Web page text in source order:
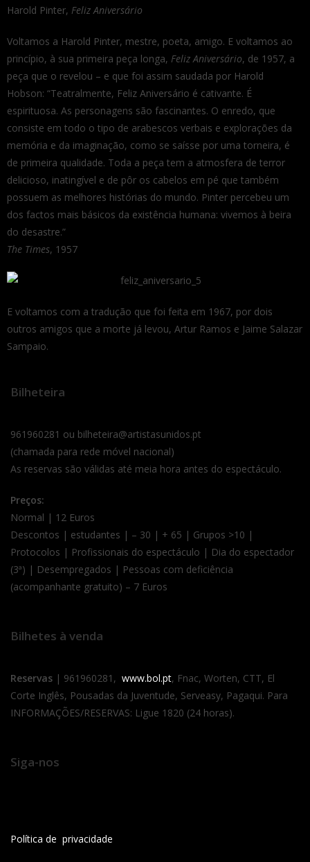
Harold Pinter, Feliz Aniversário
Voltamos a Harold Pinter, mestre, poeta, amigo. E voltamos ao
princípio, à sua primeira peça longa, Feliz Aniversário, de 1957, a
peça que o revelou – e que foi assim saudada por Harold
Hobson: “Teatralmente, Feliz Aniversário é cativante. É
espirituosa. As personagens são fascinantes. O enredo, que
consiste em todo o tipo de arabescos verbais e explorações da
memória e da imaginação, como se saísse por uma torneira, é
de primeira qualidade. Toda a peça tem a atmosfera de terror
delicioso, inatingível e de pôr os cabelos em pé que também
possuem as melhores histórias do mundo. Pinter percebeu um
dos factos mais básicos da existência humana: vivemos à beira
do desastre.”
The Times, 1957
E voltamos com a tradução que foi feita em 1967, por dois
outros amigos que a morte já levou, Artur Ramos e Jaime Salazar
Sampaio.
Bilheteira
961960281 ou bilheteira@artistasunidos.pt
(chamada para rede móvel nacional)
As reservas são válidas até meia hora antes do espectáculo.
Preços:
Normal | 12 Euros
Descontos | estudantes | – 30 | + 65 | Grupos >10 |
Protocolos | Profissionais do espectáculo | Dia do espectador
(3ª) | Desempregados | Pessoas com deficiência
(acompanhante gratuito) – 7 Euros
Bilhetes à venda
Reservas | 961960281, www.bol.pt, Fnac, Worten, CTT, El
Corte Inglês, Pousadas da Juventude, Serveasy, Pagaqui. Para
INFORMAÇÕES/RESERVAS: Ligue 1820 (24 horas).
Siga-nos
Política de privacidade